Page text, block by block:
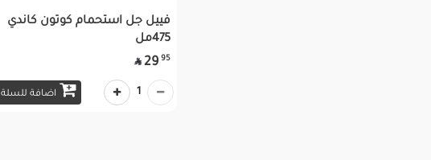
فييل جل استحمام كوتون كاندي
475مل
95
29

اضافة للسلة 1